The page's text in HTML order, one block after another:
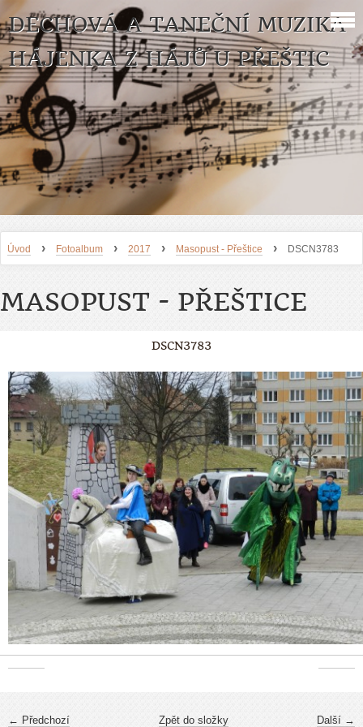
DECHOVÁ A TANEČNÍ MUZIKA
HÁJENKA Z HÁJŮ U PŘEŠTIC
Úvod › Fotoalbum › 2017 › Masopust - Přeštice › DSCN3783
MASOPUST - PŘEŠTICE
DSCN3783
← Předchozí Další →
Zpět do složky